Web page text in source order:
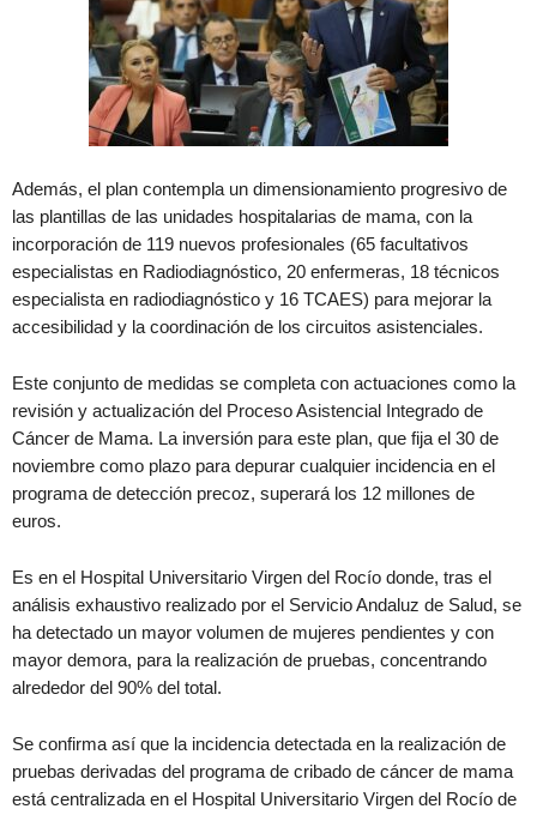
Además, el plan contempla un dimensionamiento progresivo de
las plantillas de las unidades hospitalarias de mama, con la
incorporación de 119 nuevos profesionales (65 facultativos
especialistas en Radiodiagnóstico, 20 enfermeras, 18 técnicos
especialista en radiodiagnóstico y 16 TCAES) para mejorar la
accesibilidad y la coordinación de los circuitos asistenciales.
Este conjunto de medidas se completa con actuaciones como la
revisión y actualización del Proceso Asistencial Integrado de
Cáncer de Mama. La inversión para este plan, que fija el 30 de
noviembre como plazo para depurar cualquier incidencia en el
programa de detección precoz, superará los 12 millones de
euros.
Es en el Hospital Universitario Virgen del Rocío donde, tras el
análisis exhaustivo realizado por el Servicio Andaluz de Salud, se
ha detectado un mayor volumen de mujeres pendientes y con
mayor demora, para la realización de pruebas, concentrando
alrededor del 90% del total.
Se confirma así que la incidencia detectada en la realización de
pruebas derivadas del programa de cribado de cáncer de mama
está centralizada en el Hospital Universitario Virgen del Rocío de